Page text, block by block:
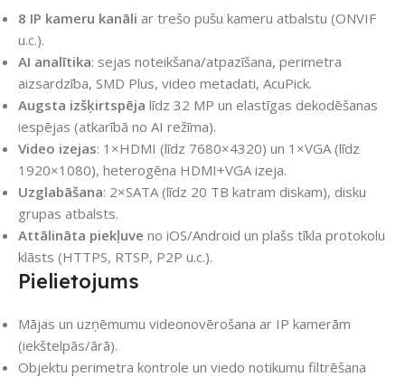
8 IP kameru kanāli ar trešo pušu kameru atbalstu (ONVIF
u.c.).
AI analītika: sejas noteikšana/atpazīšana, perimetra
aizsardzība, SMD Plus, video metadati, AcuPick.
Augsta izšķirtspēja līdz 32 MP un elastīgas dekodēšanas
iespējas (atkarībā no AI režīma).
Video izejas: 1×HDMI (līdz 7680×4320) un 1×VGA (līdz
1920×1080), heterogēna HDMI+VGA izeja.
Uzglabāšana: 2×SATA (līdz 20 TB katram diskam), disku
grupas atbalsts.
Attālināta piekļuve no iOS/Android un plašs tīkla protokolu
klāsts (HTTPS, RTSP, P2P u.c.).
Pielietojums
Mājas un uzņēmumu videonovērošana ar IP kamerām
(iekštelpās/ārā).
Objektu perimetra kontrole un viedo notikumu filtrēšana